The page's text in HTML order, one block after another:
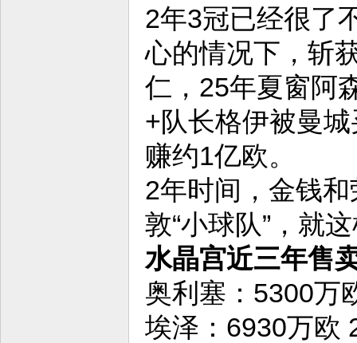
2年3冠已经很了
心的情况下，斩
仁，25年夏窗阿
+队长格伊被曼
赚约1亿欧。
2年时间，金钱
敦“小球队”，就
水晶宫近三年售
奥利塞：5300万
埃泽：6930万欧